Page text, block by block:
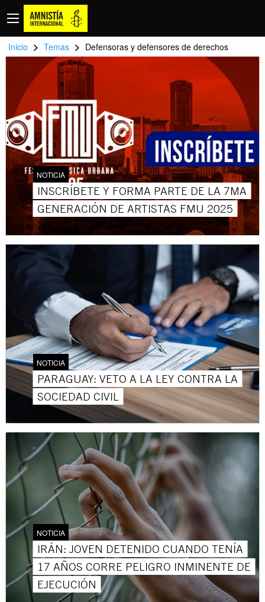
Inicio > Temas > Defensoras y defensores de derechos
NOTICIA
INSCRÍBETE Y FORMA PARTE DE LA 7MA
GENERACIÓN DE ARTISTAS FMU 2025
NOTICIA
PARAGUAY: VETO A LA LEY CONTRA LA
SOCIEDAD CIVIL
NOTICIA
IRÁN: JOVEN DETENIDO CUANDO TENÍA
17 AÑOS CORRE PELIGRO INMINENTE DE
EJECUCIÓN